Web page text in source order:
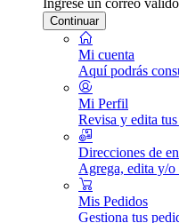
Continuar
Mi cuenta
Aquí podrás
Mi Perfil
Revisa y edita
Direcciones de
Agrega, edita y/
Mis Pedidos
Gestiona tus